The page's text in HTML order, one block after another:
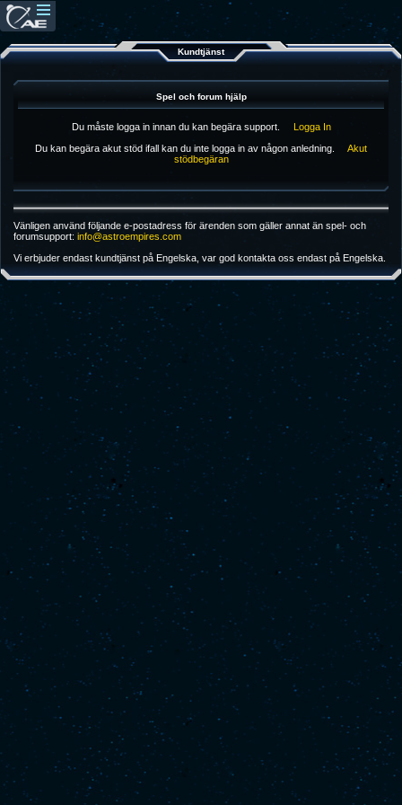
Kundtjänst
Spel och forum hjälp
Du måste logga in innan du kan begära support.
Logga In
Du kan begära akut stöd ifall kan du inte logga in av någon anledning. Akut
stödbegäran
Vänligen använd följande e-postadress för ärenden som gäller annat än spel- och
forumsupport: info@astroempires.com
Vi erbjuder endast kundtjänst på Engelska, var god kontakta oss endast på Engelska.